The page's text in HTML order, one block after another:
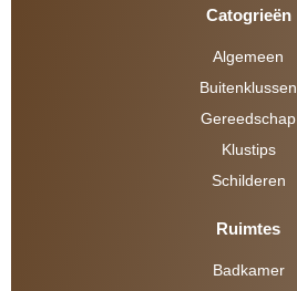
Catogrieën
Algemeen
Buitenklussen
Gereedschap
Klustips
Schilderen
Ruimtes
Badkamer